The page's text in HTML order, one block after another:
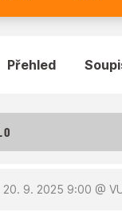
Přehled
20. 9. 2025 9:00 @